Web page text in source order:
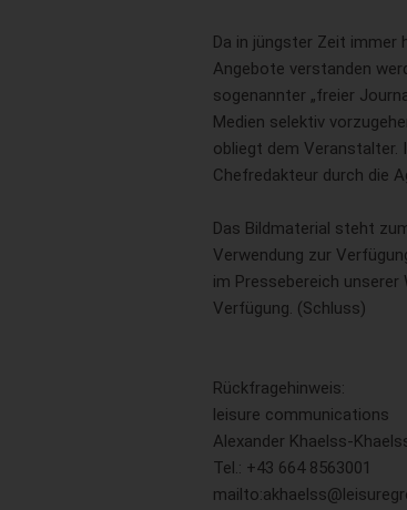
Da in jüngster Zeit
Angebote verstanden
sogenannter „freier
Medien selektiv
obliegt dem Veranstalter.
Chefredakteur durch die
Das Bildmaterial steht
Verwendung zur
im Pressebereich
Verfügung. (Schluss)
Rückfragehinweis:
leisure communications
Alexander Khaelss-
Tel.: +43 664 8563001